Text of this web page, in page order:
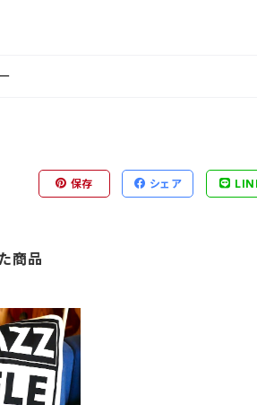
保存 シェア
商品